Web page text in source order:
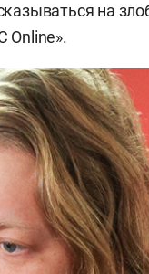
на
Online».